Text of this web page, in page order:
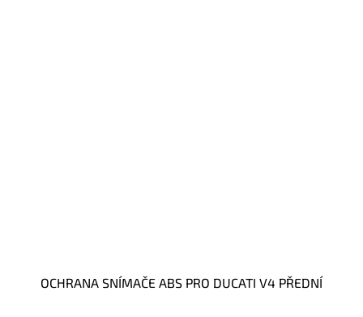
OCHRANA SNÍMAČE ABS PRO DUCATI V4 PŘEDNÍ